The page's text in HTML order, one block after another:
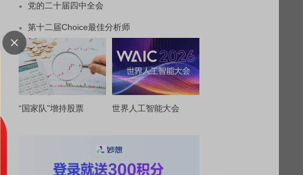
党的二十届四中全会
第十二届Choice最佳分析师
“国家队”增持股票 世界人工智能大会